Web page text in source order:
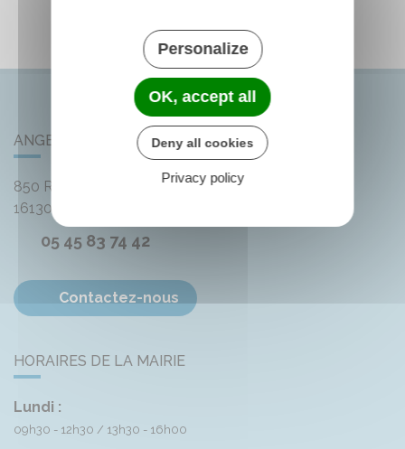
ANGEAC-CHAMPAGNE
850 Rue des Distilleries
16130
05 45 83 74 42
Contactez-nous
HORAIRES DE LA MAIRIE
Lundi :
09h30 - 12h30 13h30 - 16h00
Personalize
OK, accept all
Deny all cookies
Privacy policy